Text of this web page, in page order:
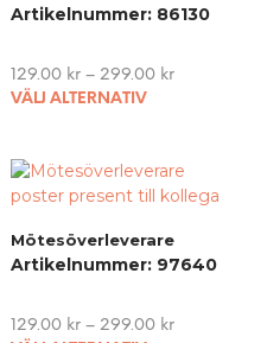
product
has
The
options
be
chosen
the
Artikelnummer: 86130
129.00 kr– 299.00 kr
VÄLJ ALTERNATIV
Mötesöverleverare
Artikelnummer: 97640
129.00 kr– 299.00 kr